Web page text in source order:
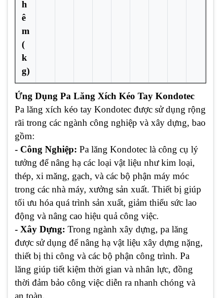
h
ê
m
(
k
g)
Ứng Dụng Pa Lăng Xích Kéo Tay Kondotec
Pa lăng xích kéo tay Kondotec được sử dụng rộng
rãi trong các ngành công nghiệp và xây dựng, bao
gồm:
- Công Nghiệp: Pa lăng Kondotec là công cụ lý
tưởng để nâng hạ các loại vật liệu như kim loại,
thép, xi măng, gạch, và các bộ phận máy móc
trong các nhà máy, xưởng sản xuất. Thiết bị giúp
tối ưu hóa quá trình sản xuất, giảm thiểu sức lao
động và nâng cao hiệu quả công việc.
- Xây Dựng: Trong ngành xây dựng, pa lăng
được sử dụng để nâng hạ vật liệu xây dựng nặng,
thiết bị thi công và các bộ phận công trình. Pa
lăng giúp tiết kiệm thời gian và nhân lực, đồng
thời đảm bảo công việc diễn ra nhanh chóng và
an toàn.